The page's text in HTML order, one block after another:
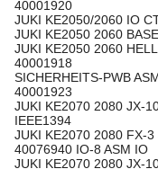
40001920
JUKI KE2050/2060 IO
JUKI KE2050 2060
JUKI KE2050 2060
40001918
SICHERHEITS-PWB
40001923
JUKI KE2070 2080 JX-
IEEE1394
JUKI KE2070 2080 FX-
40076940 IO-8 ASM IO
JUKI KE2070 2080 JX-